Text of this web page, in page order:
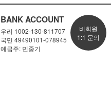
BANK ACCOUNT
우리 1002-130-811707
국민 49490101-078945
예금주: 민중기
비회원
1:1 문의